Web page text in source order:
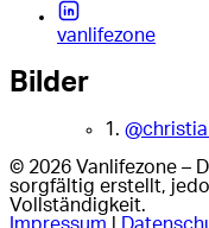
vanlifezone
Bilder
1.
© 2026 Vanlifezone –
sorgfältig erstellt,
Vollständigkeit.